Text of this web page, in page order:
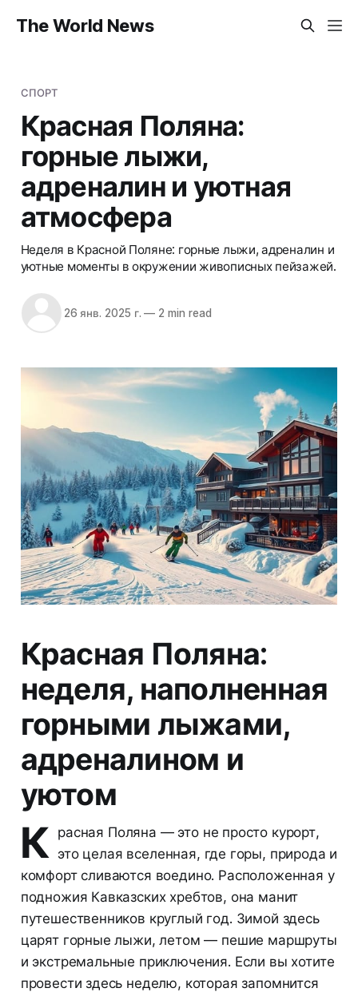
The World News
СПОРТ
Красная Поляна:
горные лыжи,
адреналин и уютная
атмосфера
Неделя в Красной Поляне: горные лыжи, адреналин и
уютные моменты в окружении живописных пейзажей.
26 янв. 2025 г. — 2 min read
Красная Поляна:
неделя, наполненная
горными лыжами,
адреналином и
уютом
К расная Поляна — это не просто курорт,
это целая вселенная, где горы, природа и
комфорт сливаются воедино. Расположенная у
подножия Кавказских хребтов, она манит
путешественников круглый год. Зимой здесь
царят горные лыжи, летом — пешие маршруты
и экстремальные приключения. Если вы хотите
провести здесь неделю, которая запомнится